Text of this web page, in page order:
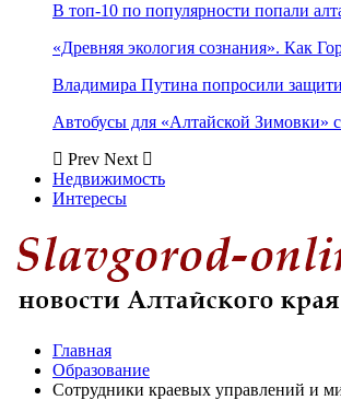
В топ-10 по популярности попали
«Древняя экология сознания». Как
Владимира Путина попросили
Автобусы для «Алтайской Зимовки»
Prev Next
Недвижимость
Интересы
Главная
Образование
Сотрудники краевых управлений и